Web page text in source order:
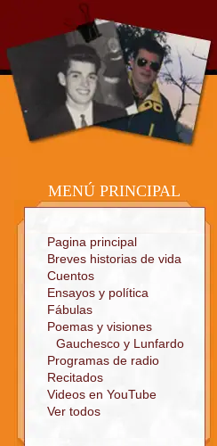
Sitio oficial
MENÚ PRINCIPAL
Pagina principal
Breves historias de vida
Cuentos
Ensayos y política
Fábulas
Poemas y visiones
Gauchesco y Lunfardo
Programas de radio
Recitados
Videos en YouTube
Ver todos